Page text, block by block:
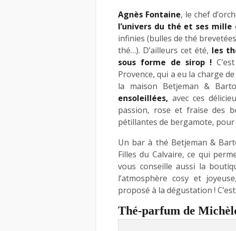
Agnès Fontaine, le chef
l’univers du thé et ses
infinies (bulles de thé
thé…). D’ailleurs cet été, les
sous forme de sirop !
Provence, qui a eu la charge
la maison Betjeman &
ensoleillées, avec ces
passion, rose et fraise des
pétillantes de bergamote, pour
Un bar à thé Betjeman &
Filles du Calvaire, ce qui
vous conseille aussi la
l’atmosphère cosy et
proposé à la dégustation !
Thé-parfum de